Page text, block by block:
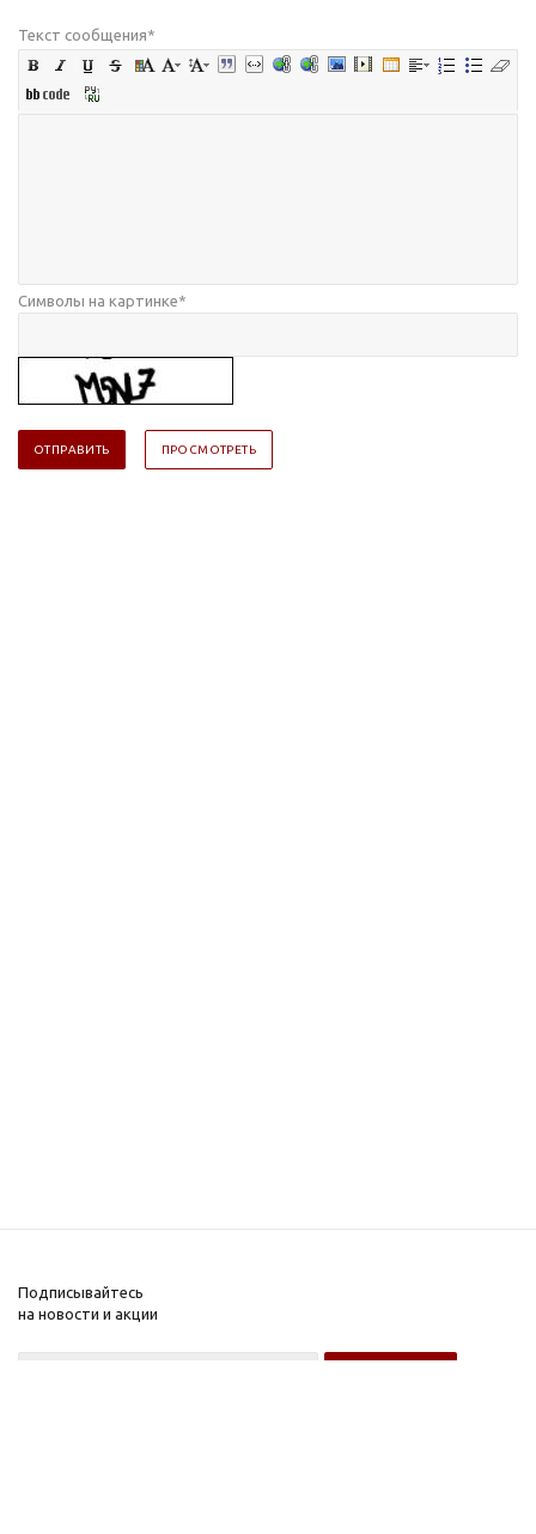
Текст сообщения*
Символы на картинке*
Подписывайтесь
на новости и акции